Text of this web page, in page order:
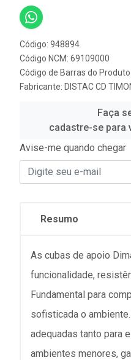
Código: 948894
Código NCM: 69109000
Código de Barras do
Fabricante: DISTAC CD
Faça
cadastre-se para
Avise-me quando chegar
Resumo
As cubas de apoio
funcionalidade,
Fundamental para
sofisticada o
adequadas tanto para
ambientes menores,